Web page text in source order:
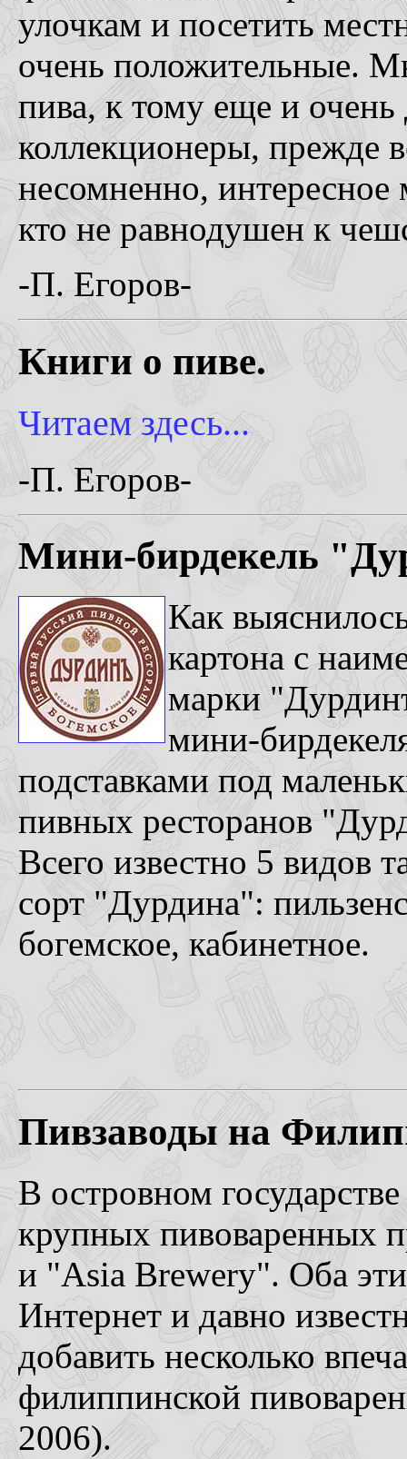
улочкам и посетить
очень положительные.
пива, к тому еще и
коллекционеры, прежде
несомненно, интересное
кто не равнодушен к
-П. Егоров-
Книги о пиве.
Читаем здесь...
-П. Егоров-
Мини-бирдекель
Как
картона с
марки
мини-
подставками под
пивных ресторанов
Всего известно 5 видов
сорт "Дурдина":
богемское, кабинетное.
Пивзаводы на
В островном
крупных пивоваренных
и "Asia Brewery". Оба
Интернет и давно
добавить несколько
филиппинской
2006).